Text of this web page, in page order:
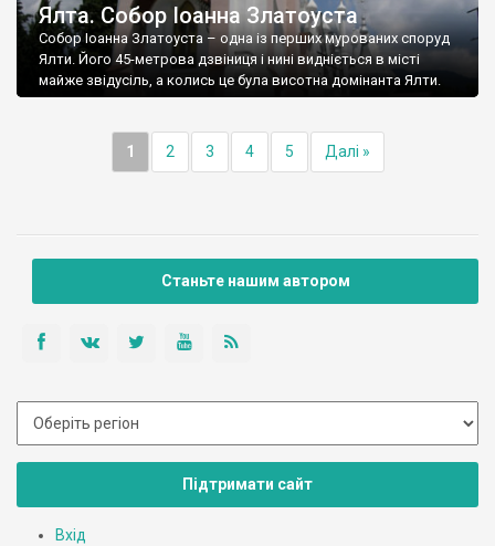
Ялта. Собор Іоанна Златоуста
Собор Іоанна Златоуста – одна із перших мурованих споруд
Ялти. Його 45-метрова дзвіниця і нині видніється в місті
майже звідусіль, а колись це була висотна домінанта Ялти.
1 2 3 4 5 Далі »
Станьте нашим автором
Підтримати сайт
Вхід